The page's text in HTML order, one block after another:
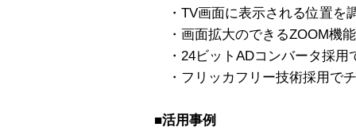
・TV画面に表示される位置を
・画面拡大のできるZOOM機
・24ビットADコンバータ採用
・フリッカフリー技術採用で
■活用事例